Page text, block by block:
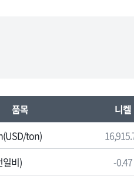
품목 니켈
ton)
일비)
-0.47